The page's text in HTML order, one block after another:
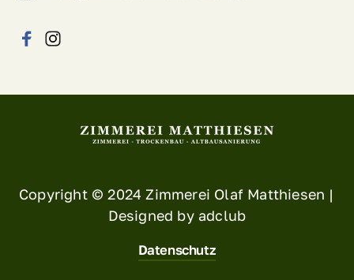
Copyright © 2024 Zimmerei Olaf Matthiesen |
Designed by adclub
Datenschutz